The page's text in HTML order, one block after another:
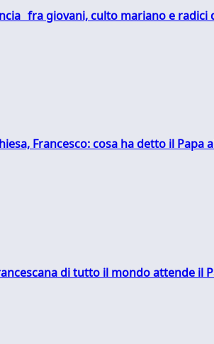
fra giovani, culto mariano e radici
Francesco: cosa ha detto il Papa
di tutto il mondo attende il